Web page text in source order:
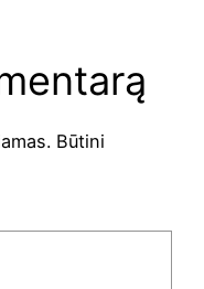
Būtini